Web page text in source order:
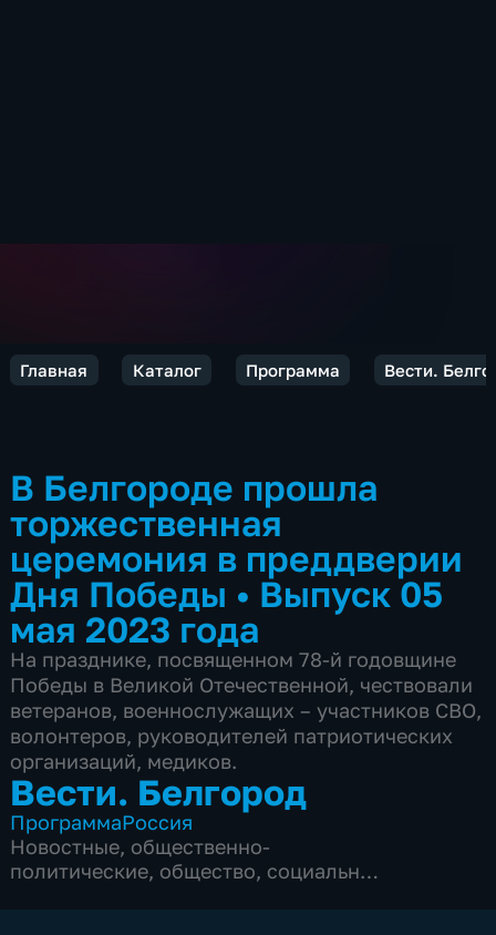
Главная Каталог Программа Вести.
В Белгороде прошла
торжественная
церемония в преддверии
Дня Победы • Выпуск 05
мая 2023 года
На празднике, посвященном 78-й годовщине
Победы в Великой Отечественной, чествовали
ветеранов, военнослужащих – участников СВО,
волонтеров, руководителей патриотических
организаций, медиков.
Вести. Белгород
ПрограммаРоссия
Новостные, общественно-
политические, общество, социально-